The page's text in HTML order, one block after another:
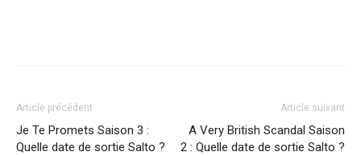
Article précédent
Je Te Promets Saison 3 :
Quelle date de sortie Salto ?
Article suivant
A Very British Scandal Saison
2 : Quelle date de sortie Salto ?